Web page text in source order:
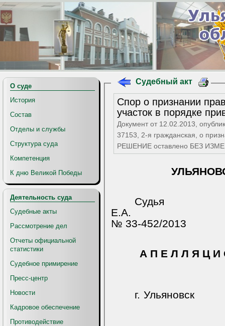
О суде
История
Состав
Отделы и службы
Структура суда
Компетенция
К дню Великой Победы
Деятельность суда
Судебные акты
Рассмотрение дел
Отчеты официальной
статистики
Судебное примирение
Пресс-центр
Новости
Кадровое обеспечение
Противодействие
Судебный акт
Спор о признании
участок в порядке
Документ от 12.02.2013,
37153, 2-я гражданская, о
РЕШЕНИЕ оставлено БЕЗ
Судья
Е.А.
№ 33-452/2013
А П Е Л Л Я Ц И
г. Ульяновск